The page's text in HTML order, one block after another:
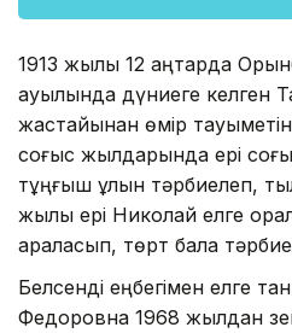
1913 жылы 12 қаңтарда
ауылында дүниеге келген
жастайынан өмір
соғыс жылдарында ері
тұңғыш ұлын тәрбиелеп,
жылы ері Николай елге
араласып, төрт бала
Белсенді еңбегімен елге
Федоровна 1968 жылдан